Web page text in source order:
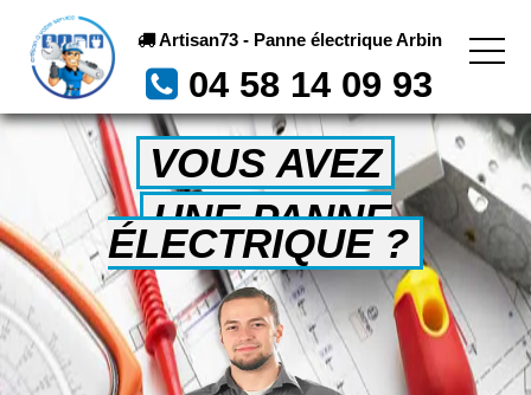
Artisan73 - Panne électrique Arbin
04 58 14 09 93
VOUS AVEZ
UNE PANNE
ÉLECTRIQUE ?